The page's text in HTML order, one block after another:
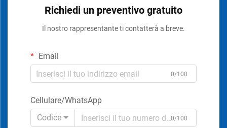
Richiedi un preventivo gratuito
Il nostro rappresentante ti contatterà a breve.
Email
0/100
Cellulare/WhatsApp
Codice
0/100